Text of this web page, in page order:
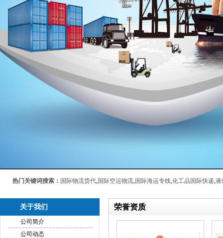
热门关键词搜索： 国际物流货代,国际空运物流,国际海运专线,化工品国际快递,液
关于我们
公司简介
公司动态
荣誉资质